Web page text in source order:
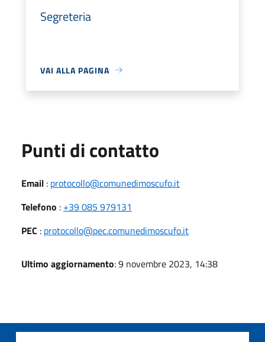
Segreteria
VAI ALLA PAGINA
Punti di contatto
Email : protocollo@comunedimoscufo.it
Telefono : +39 085 979131
PEC : protocollo@pec.comunedimoscufo.it
Ultimo aggiornamento: 9 novembre 2023, 14:38